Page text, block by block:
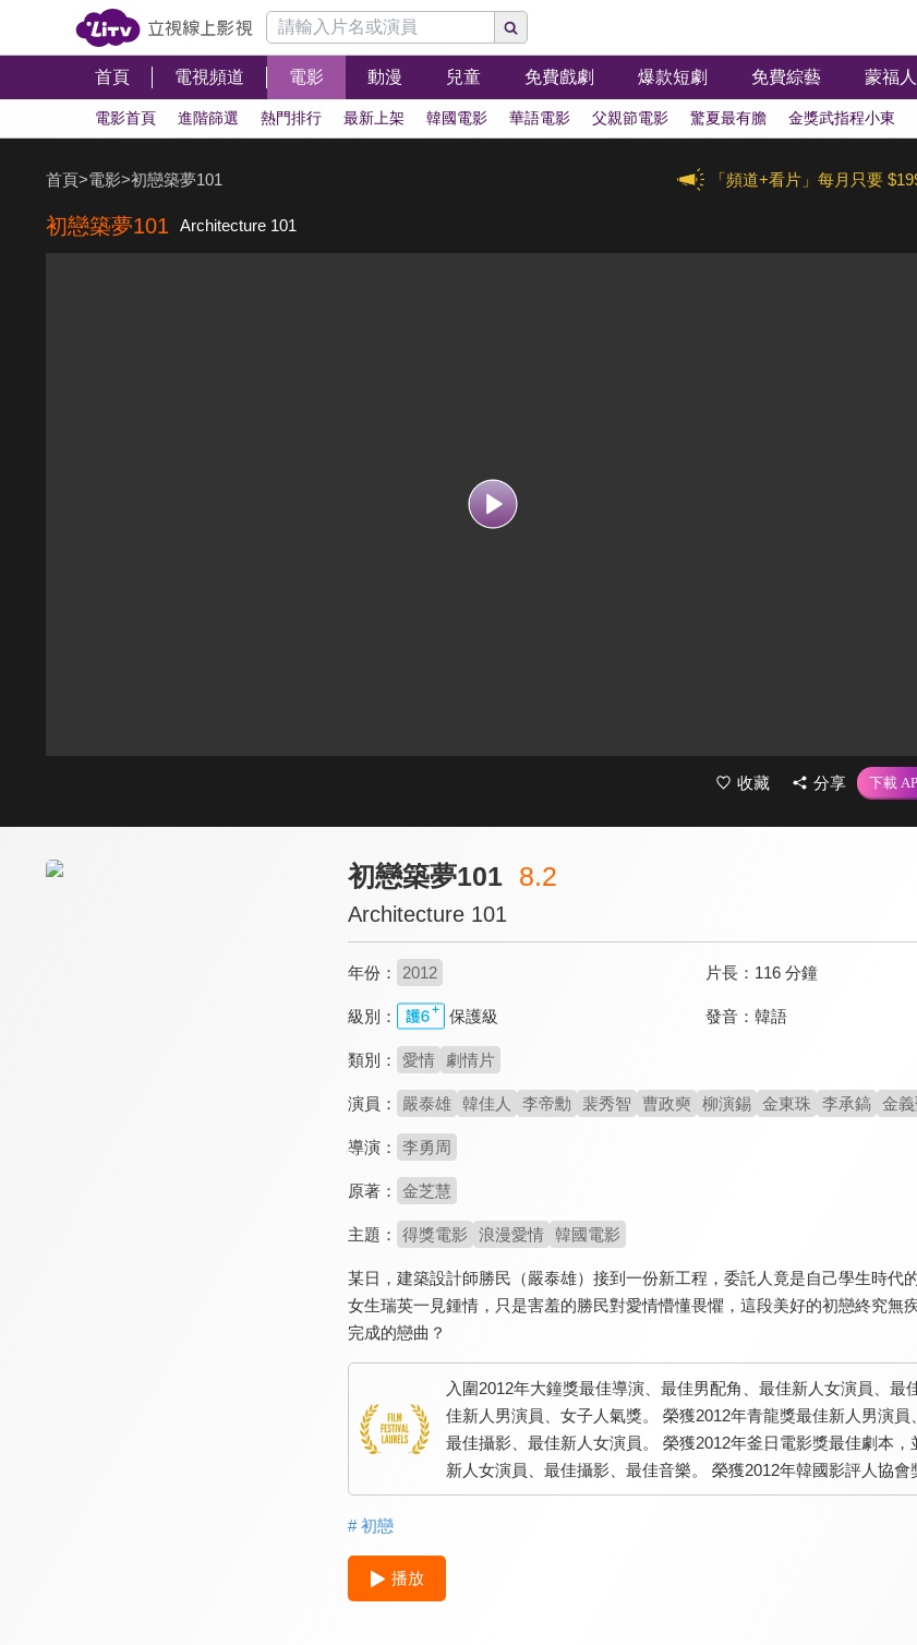
首頁 電視頻道 電影 動漫 兒童 免費戲劇 爆款短劇 免費綜藝 蒙福
電影首頁 進階篩選 熱門排行 最新上架 韓國電影 華語電影 父親節電影 驚夏最有膽 金獎武指程小東
「頻道+看片」每月只要
首頁>電影>初戀築夢101
初戀築夢101 Architecture 101
收藏 分享
初戀築夢101 8.2
Architecture 101
年份： 2012 片長： 116 分鐘
級別： 保護級 發音： 韓語
類別： 愛情 劇情片
演員： 嚴泰雄 韓佳人 李帝勳 裴秀智 曹政奭 柳演錫 金東珠 李承鎬 金
導演： 李勇周
原著： 金芝慧
主題： 得獎電影 浪漫愛情 韓國電影
某日，建築設計師勝民（嚴泰雄）接到一份新工程，委託人竟是自己學生時
女生瑞英一見鍾情，只是害羞的勝民對愛情懵懂畏懼，這段美好的初戀終究
完成的戀曲？
入圍2012年大鐘獎最佳導演、最佳男配角、最佳新人女演員、
佳新人男演員、女子人氣獎。 榮獲2012年青龍獎最佳新人男演
最佳攝影、最佳新人女演員。 榮獲2012年釜日電影獎最佳劇本
新人女演員、最佳攝影、最佳音樂。 榮獲2012年韓國影評人協會
# 初戀
播放